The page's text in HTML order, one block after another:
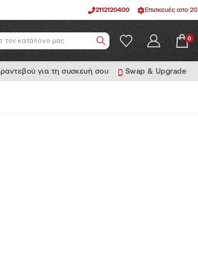
2112120400 Επισκευές απο 20'
0
για τη συσκευή σου Swap & Upgrade